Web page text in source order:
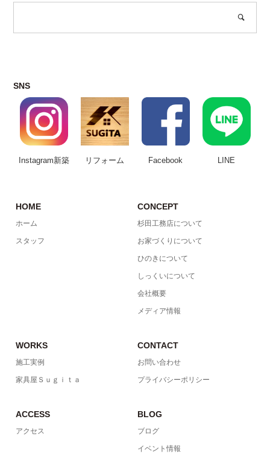
SNS
Instagram新築 リフォーム Facebook LINE
HOME
ホーム
スタッフ
CONCEPT
杉田工務店について
お家づくりについて
ひのきについて
しっくいについて
会社概要
メディア情報
WORKS
施工実例
家具屋Ｓｕｇｉｔａ
CONTACT
お問い合わせ
プライバシーポリシー
ACCESS
アクセス
BLOG
ブログ
イベント情報